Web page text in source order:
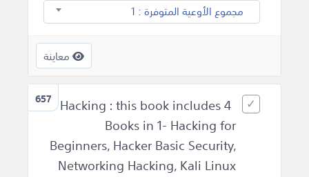
مجموع الأوعية المتوفرة : 1
معاينة
657 Hacking : this book includes 4
Books in 1- Hacking for
Beginners, Hacker Basic Security,
Networking Hacking, Kali Linux